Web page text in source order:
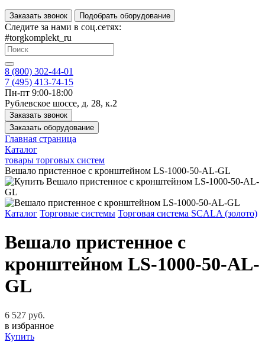
Заказать звонок Подобрать оборудование
Следите за нами в соц.сетях:
#torgkomplekt_ru
8 (800) 302-44-01
7 (495) 413-74-15
Пн-пт 9:00-18:00
Рублевское шоссе, д. 28, к.2
Заказать звонок
Заказать оборудование
Главная страница
Каталог
товары торговых систем
Вешало пристенное с кронштейном LS-1000-50-AL-GL
Каталог Торговые системы Торговая система SCALA (золото)
Вешало пристенное с
кронштейном LS-1000-50-AL-
GL
6 527 руб.
в избранное
Купить